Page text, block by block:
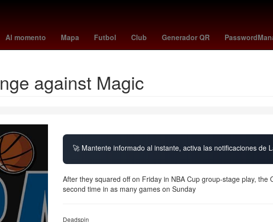
Al momento Mapa Futbol Club Generador QR
pirlo Temporada España 26 de marzo Vinícius Júnior ipab nantes vs
against Magic
🚀 Mantente informado al instante, activa las notificaciones de
After they squared off on Friday in NBA Cup group-stage play,
second time in as many games on Sunday
Deadspin